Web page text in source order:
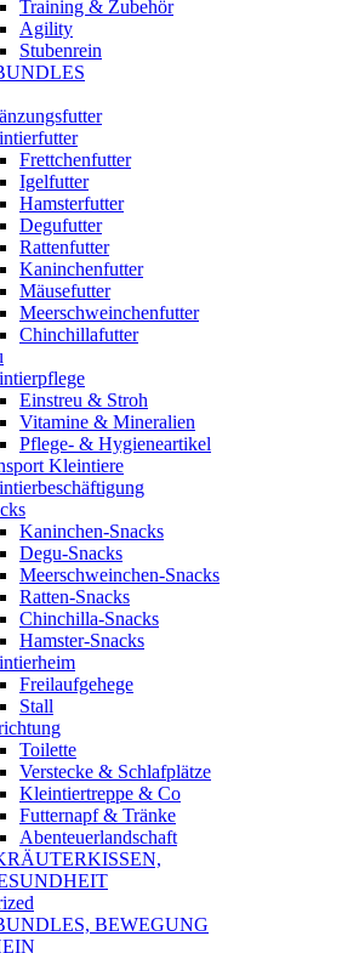
Training & Zubehör
Agility
Stubenrein
Frettchenfutter
Igelfutter
Hamsterfutter
Degufutter
Rattenfutter
Kaninchenfutter
Mäusefutter
Meerschweinchenfutter
Chinchillafutter
Einstreu & Stroh
Vitamine & Mineralien
Pflege- & Hygieneartikel
Kleintiere
Kaninchen-Snacks
Degu-Snacks
Meerschweinchen-Snacks
Ratten-Snacks
Chinchilla-Snacks
Hamster-Snacks
Freilaufgehege
Stall
Toilette
Verstecke & Schlafplätze
Kleintiertreppe & Co
Futternapf & Tränke
Abenteuerlandschaft
BEWEGUNG